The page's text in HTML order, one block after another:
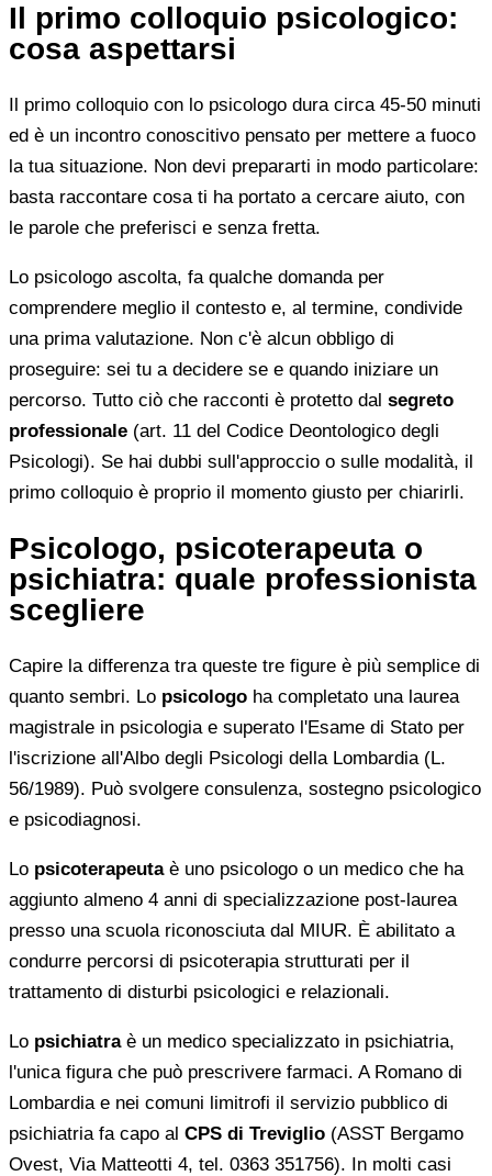
Il primo colloquio psicologico:
cosa aspettarsi
Il primo colloquio con lo psicologo dura circa 45-50 minuti
ed è un incontro conoscitivo pensato per mettere a fuoco
la tua situazione. Non devi prepararti in modo particolare:
basta raccontare cosa ti ha portato a cercare aiuto, con
le parole che preferisci e senza fretta.
Lo psicologo ascolta, fa qualche domanda per
comprendere meglio il contesto e, al termine, condivide
una prima valutazione. Non c'è alcun obbligo di
proseguire: sei tu a decidere se e quando iniziare un
percorso. Tutto ciò che racconti è protetto dal segreto
professionale (art. 11 del Codice Deontologico degli
Psicologi). Se hai dubbi sull'approccio o sulle modalità, il
primo colloquio è proprio il momento giusto per chiarirli.
Psicologo, psicoterapeuta o
psichiatra: quale professionista
scegliere
Capire la differenza tra queste tre figure è più semplice di
quanto sembri. Lo psicologo ha completato una laurea
magistrale in psicologia e superato l'Esame di Stato per
l'iscrizione all'Albo degli Psicologi della Lombardia (L.
56/1989). Può svolgere consulenza, sostegno psicologico
e psicodiagnosi.
Lo psicoterapeutaè uno psicologo o un medico che ha
aggiunto almeno 4 anni di specializzazione post-laurea
presso una scuola riconosciuta dal MIUR. È abilitato a
condurre percorsi di psicoterapia strutturati per il
trattamento di disturbi psicologici e relazionali.
Lo psichiatraè un medico specializzato in psichiatria,
l'unica figura che può prescrivere farmaci. A Romano di
Lombardia e nei comuni limitrofi il servizio pubblico di
psichiatria fa capo al CPS di Treviglio (ASST Bergamo
Ovest, Via Matteotti 4, tel. 0363 351756). In molti casi